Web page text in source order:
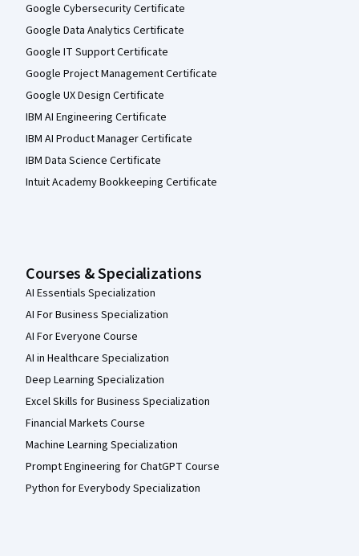
Google Cybersecurity Certificate
Google Data Analytics Certificate
Google IT Support Certificate
Google Project Management Certificate
Google UX Design Certificate
IBM AI Engineering Certificate
IBM AI Product Manager Certificate
IBM Data Science Certificate
Intuit Academy Bookkeeping Certificate
Courses & Specializations
AI Essentials Specialization
AI For Business Specialization
AI For Everyone Course
AI in Healthcare Specialization
Deep Learning Specialization
Excel Skills for Business Specialization
Financial Markets Course
Machine Learning Specialization
Prompt Engineering for ChatGPT Course
Python for Everybody Specialization